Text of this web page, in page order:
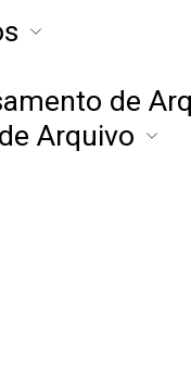
de
Arquivo